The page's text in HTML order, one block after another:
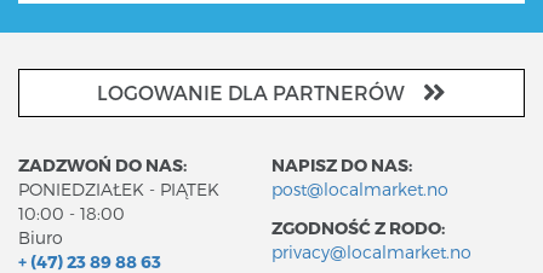
LOGOWANIE DLA PARTNERÓW
ZADZWOŃ DO NAS:
PONIEDZIAŁEK - PIĄTEK
10:00 - 18:00
Biuro
+ (47) 23 89 88 63
NAPISZ DO NAS:
post@localmarket.no
ZGODNOŚĆ Z RODO:
privacy@localmarket.no